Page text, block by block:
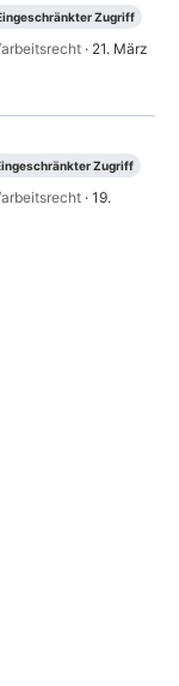
Zugriff
· 21. März
Zugriff
· 19.